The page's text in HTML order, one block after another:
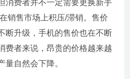
消费者并不一定需要更换新手
销售市场上积压/滞销。售价
断升级，手机的售价也在不断
费者来说，昂贵的价格越来越
量自然会下降。